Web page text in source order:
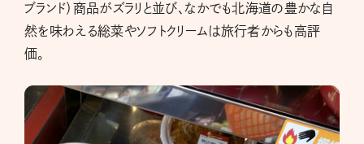
ブランド）商品がズラリと並び、なかでも北海道の豊かな自
然を味わえる総菜やソフトクリームは旅行者からも高評
価。